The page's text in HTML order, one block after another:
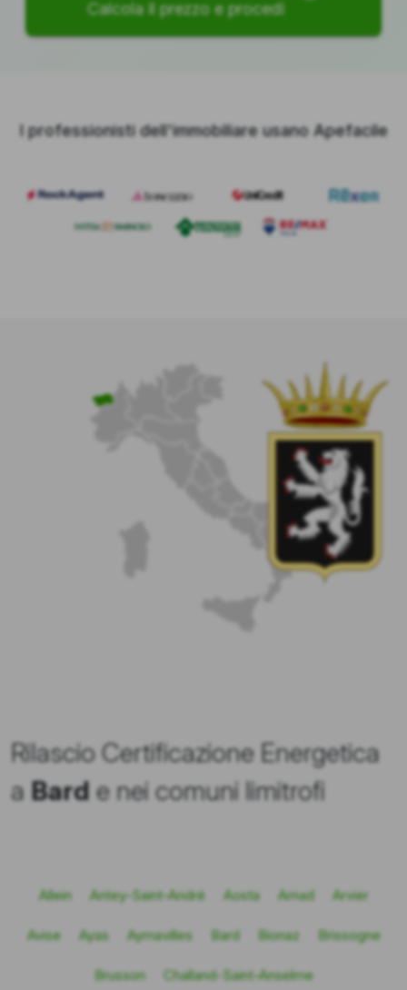
Calcola il prezzo e procedi
I professionisti dell'immobiliare usano Apefacile
Rilascio Certificazione Energetica
a Barde nei comuni limitrofi
Allein Antey-Saint-André Aosta Arnad Arvier
Avise Ayas Aymavilles Bard Bionaz Brissogne
Brusson Challand-Saint-Anselme